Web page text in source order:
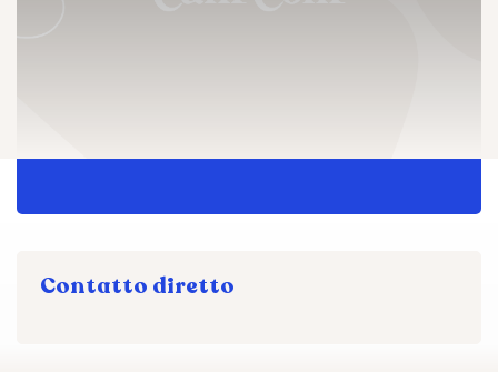
Contatto diretto